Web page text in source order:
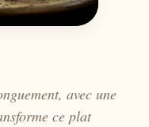
avec une
ce plat